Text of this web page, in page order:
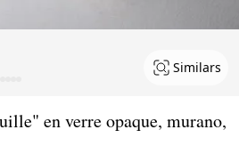
Similars
en verre opaque, murano,